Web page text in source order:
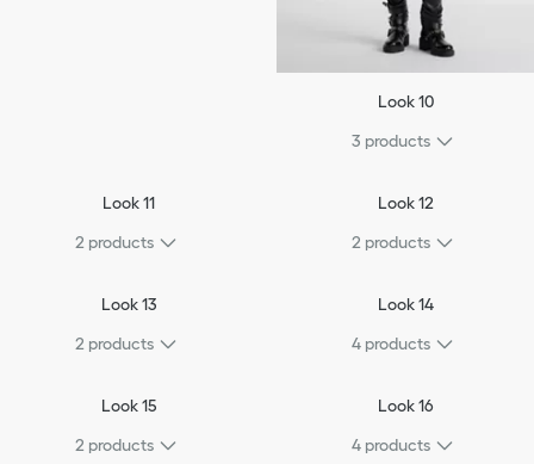
Look 10
3 products
Look 11
2 products
Look 12
2 products
Look 13
2 products
Look 14
4 products
Look 15
2 products
Look 16
4 products